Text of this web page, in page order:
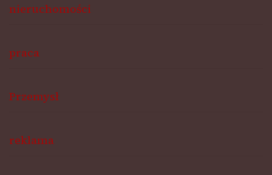
nieruchomości
praca
Przemysł
reklama